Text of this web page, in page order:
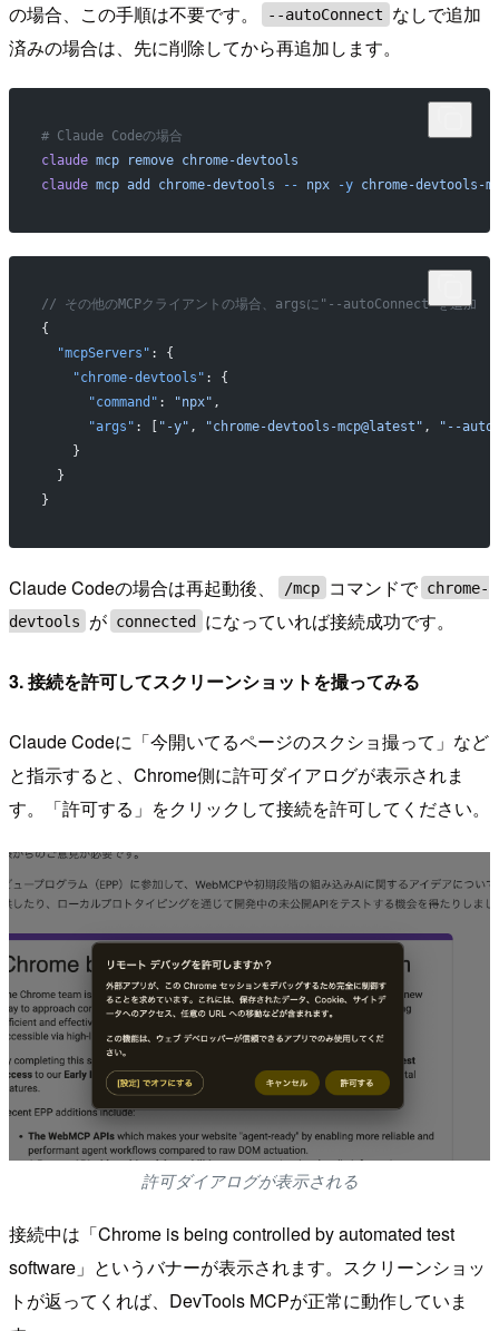
の場合、この手順は不要です。
--autoConnect
なしで追加
済みの場合は、先に削除してから再追加します。
# Claude Codeの場合
claude mcp remove chrome-devtools
claude mcp add chrome-devtools -- npx -y chrome-devtools-
// その他のMCPクライアントの場合、argsに"--autoConnect"を追加
{
  "mcpServers"
: {
    "chrome-devtools"
: {
      "command"
: "npx" ,
      "args"
: [ "-y" , "chrome-devtools-mcp@latest" ,
"--
    }
  }
}
Claude Codeの場合は再起動後、 /mcp コマンドで chrome-
devtools
が connected になっていれば接続成功です。
3. 接続を許可してスクリーンショットを撮ってみる
Claude Codeに「今開いてるページのスクショ撮って」など
と指示すると、Chrome側に許可ダイアログが表示されま
す。「許可する」をクリックして接続を許可してください。
許可ダイアログが表示される
接続中は「Chrome is being controlled by automated test
software」というバナーが表示されます。スクリーンショッ
トが返ってくれば、DevTools MCPが正常に動作していま